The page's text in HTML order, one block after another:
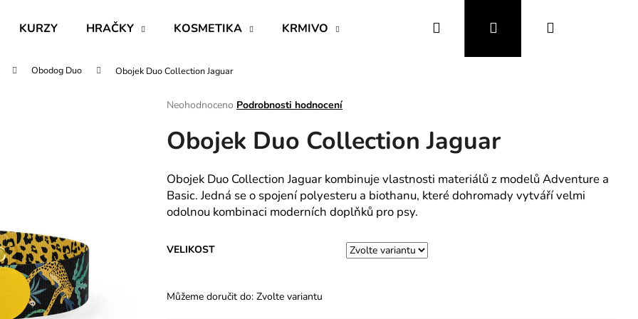
KURZY HRAČKY KOSMETIKA KRMIVO OBOJKY a VODÍTKA OBLEČENÍ a MÓDA
Hledat PřihlášeníNákupní
Obodog Duo Obojek Duo Collection Jaguar
Průměrné
produktu
je
z
5
hvězdiček.
Neohodnoceno Podrobnosti hodnocení
Obojek Duo Collection Jaguar
Obojek Duo Collection Jaguar kombinuje vlastnosti materiálů z modelů Adventure a
Basic. Jedná se o spojení polyesteru a biothanu, které dohromady vytváří velmi
odolnou kombinaci moderních doplňků pro psy.
VELIKOST
Můžeme doručit do: Zvolte variantu
Co potřebujete najít?
HLEDAT
BĚLÍCÍ A ROZJASŇUJÍCÍ ŠAMPON